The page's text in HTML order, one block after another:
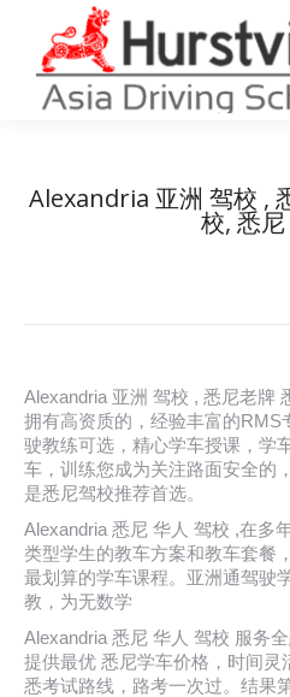
Alexandria 亚洲 驾校 ,
校, 悉
Alexandria 亚洲 驾校 , 悉尼老牌
拥有高资质的，经验丰富的RMS
驶教练可选，精心学车授课，学
车，训练您成为关注路面安全的
是悉尼驾校推荐首选。
Alexandria 悉尼 华人 驾校 ,在多
类型学生的教车方案和教车套餐
最划算的学车课程。亚洲通驾驶
教，为无数学
Alexandria 悉尼 华人 驾校 服务
提供最优 悉尼学车价格，时间灵
悉考试路线，路考一次过。结果